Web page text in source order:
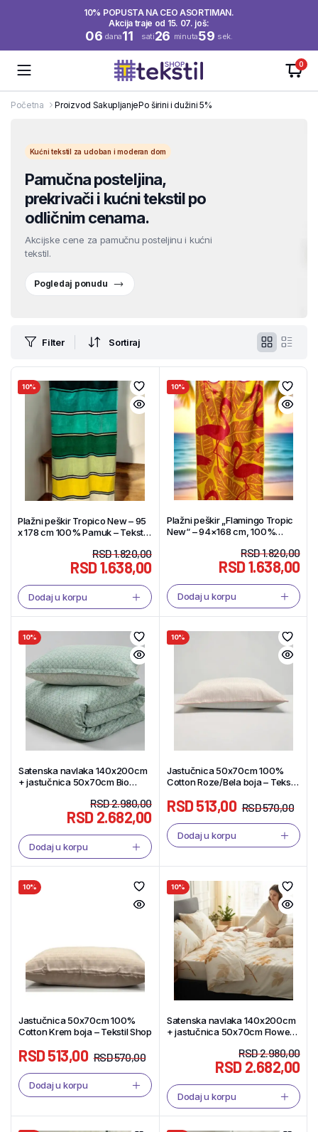
10% POPUSTA NA CEO ASORTIMAN.
Akcija traje od 15. 07. još:
06 dana11 sati26 minuta58 sek.
0
Početna Proizvod SakupljanjePo širini i dužini 5%
Kućni tekstil za udoban i moderan dom
Pamučna posteljina,
prekrivači i kućni tekstil po
odličnim cenama.
Akcijske cene za pamučnu posteljinu i kućni
tekstil.
Pogledaj ponudu
Filter Sortiraj
10%
Plažni peškir Tropico New – 95
x 178 cm 100% Pamuk – Tekstil
RSD1.820,00
RSD1.638,00
Dodaj u korpu
10%
Plažni peškir „Flamingo Tropic
New“ – 94×168 cm, 100%
RSD1.820,00
RSD1.638,00
Dodaj u korpu
10%
Satenska navlaka 140x200cm
+ jastučnica 50x70cm Bio
RSD2.980,00
RSD2.682,00
Dodaj u korpu
10%
Jastučnica 50x70cm 100%
Cotton Roze/Bela boja – Tekstil
RSD570,00
RSD513,00
Dodaj u korpu
10%
Jastučnica 50x70cm 100%
Cotton Krem boja – Tekstil Shop
RSD570,00
RSD513,00
Dodaj u korpu
10%
Satenska navlaka 140x200cm
+ jastučnica 50x70cm Flower
RSD2.980,00
RSD2.682,00
Dodaj u korpu